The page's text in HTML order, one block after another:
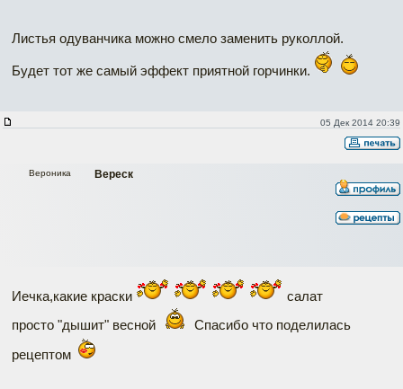
Листья одуванчика можно смело заменить руколлой.
Будет тот же самый эффект приятной горчинки.
05 Дек 2014 20:39
Вереск
Вероника
Иечка,какие краски
салат
просто "дышит" весной
Спасибо что поделилась
рецептом